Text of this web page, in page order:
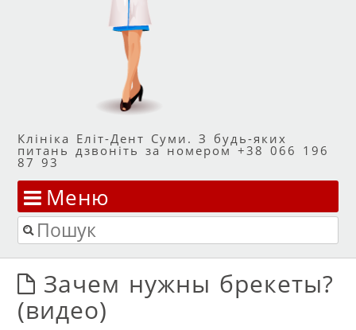
Клініка Еліт-Дент Суми. З будь-яких
питань дзвоніть за номером +38 066 196
87 93
Меню
Перейти до змісту
Пошук
Зачем нужны брекеты?
(видео)